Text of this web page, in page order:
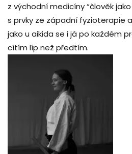
z východní medicíny “člověk
s prvky ze západní fyzioterapie
jako u aikida se i já po každém
cítím líp než předtím.